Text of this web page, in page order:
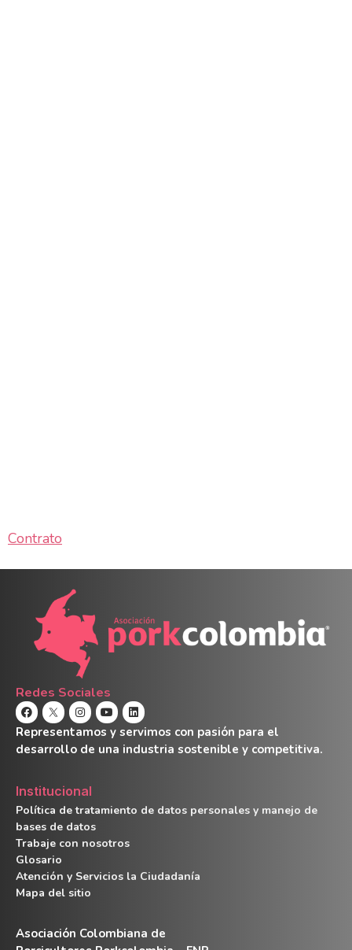
Contrato
Redes Sociales
Representamos y servimos con pasión para el
desarrollo de una industria sostenible y competitiva.
Institucional
Política de tratamiento de datos personales y manejo de
bases de datos
Trabaje con nosotros
Glosario
Atención y Servicios la Ciudadanía
Mapa del sitio
Asociación Colombiana de